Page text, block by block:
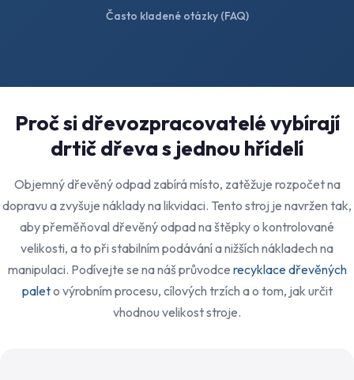
Často kladené otázky (FAQ)
Proč si dřevozpracovatelé vybírají
drtič dřeva s jednou hřídelí
Objemný dřevěný odpad zabírá místo, zatěžuje rozpočet na
dopravu a zvyšuje náklady na likvidaci. Tento stroj je navržen tak,
aby přeměňoval dřevěný odpad na štěpky o kontrolované
velikosti, a to při stabilním podávání a nižších nákladech na
manipulaci. Podívejte se na náš průvodce recyklace dřevěných
paleto výrobním procesu, cílových trzích a o tom, jak určit
vhodnou velikost stroje.